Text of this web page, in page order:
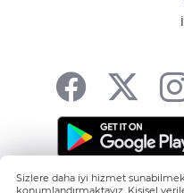
Şanlıurfa'nın Haber
Sizlere daha iyi hizmet
konumlandırmaktayız. Kişisel